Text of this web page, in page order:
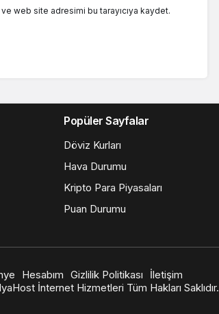
web site adresimi bu tarayıcıya kaydet.
Popüler Sayfalar
Döviz Kurları
Hava Durumu
Kripto Para Piyasaları
Puan Durumu
Hesabım Gizlilik Politikası
İletişim
İnternet Hizmetleri Tüm Hakları Saklıdır.